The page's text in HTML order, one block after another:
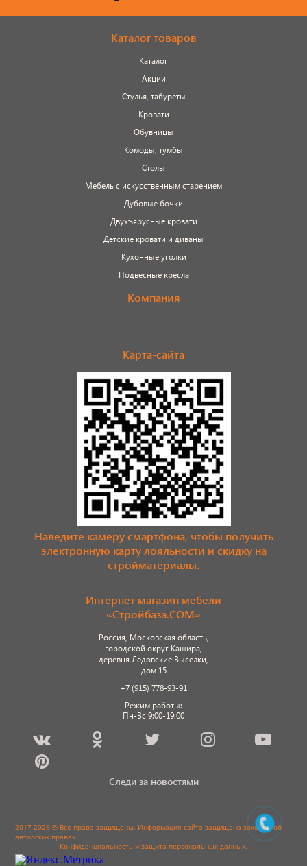
Каталог товаров
Каталог
Акции
Стулья, табуреты
Кровати
Обувницы
Комоды, тумбы
Столы
Мебель с искусственным старением
Дубовые бочки
Двухъярусные кровати
Детские кровати и диваны
Кухонные уголки
Подвесные кресла
Компания
Карта-сайта
Наведите камеру смартфона, чтобы получить
электронную карту лояльности и скидку на
стройматериалы.
Интернет магазин мебели
«Стройбаза.COM»
Россия, Московская область,
городской округ Кашира,
деревня Ледовские Выселки,
дом 15
+7 (915) 778-93-91
Режим работы:
Пн-Вс 9:00-19:00
Следи за новостями
2017-2026 © Все права защищены. Информация сайта защищена законом об
авторских правах.
Конфиденциальность и защита персональных данных.